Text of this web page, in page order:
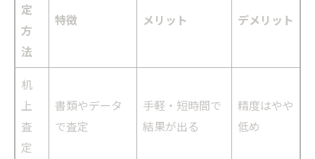
定
方
法
特徴 メリット デメリット
机
上
査
定
書類やデータ
で査定
手軽・短時間で
結果が出る
精度はやや
低め